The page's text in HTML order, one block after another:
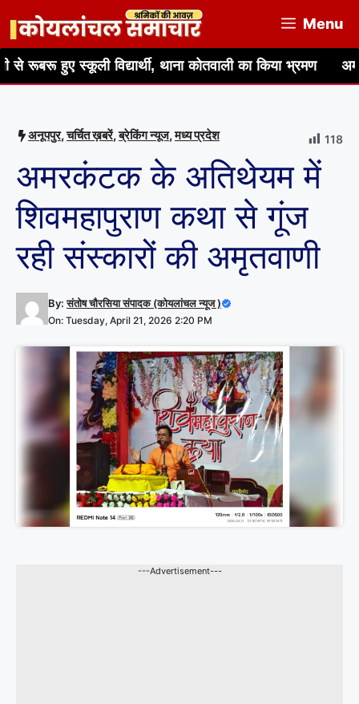
content
Menu
विद्यार्थी, थाना कोतवाली का किया भ्रमण अमरकंटक में लगे
अनूपपुर,चर्चित ख़बरें,ब्रेकिंग न्यूज,मध्य प्रदेश 118
अमरकंटक के अतिथेयम में
शिवमहापुराण कथा से गूंज
रही संस्कारों की अमृतवाणी
By:संतोष चौरसिया संपादक (कोयलांचल न्यूज )
On: Tuesday, April 21, 2026 2:20 PM
---Advertisement---